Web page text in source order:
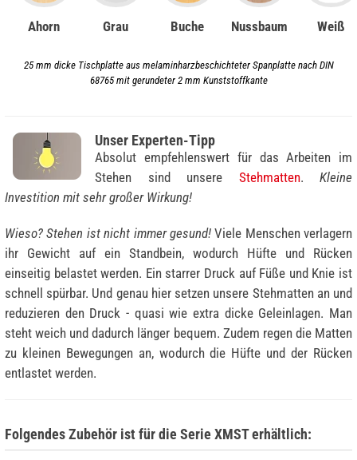
Ahorn Grau Buche Nussbaum Weiß
25 mm dicke Tischplatte aus melaminharzbeschichteter Spanplatte nach DIN
68765 mit gerundeter 2 mm Kunststoffkante
Unser Experten-Tipp
Absolut empfehlenswert für das Arbeiten im
Stehen sind unsere Stehmatten. Kleine
Investition mit sehr großer Wirkung!
Wieso? Stehen ist nicht immer gesund!Viele Menschen verlagern
ihr Gewicht auf ein Standbein, wodurch Hüfte und Rücken
einseitig belastet werden. Ein starrer Druck auf Füße und Knie ist
schnell spürbar. Und genau hier setzen unsere Stehmatten an und
reduzieren den Druck - quasi wie extra dicke Geleinlagen. Man
steht weich und dadurch länger bequem. Zudem regen die Matten
zu kleinen Bewegungen an, wodurch die Hüfte und der Rücken
entlastet werden.
Folgendes Zubehör ist für die Serie XMST erhältlich: